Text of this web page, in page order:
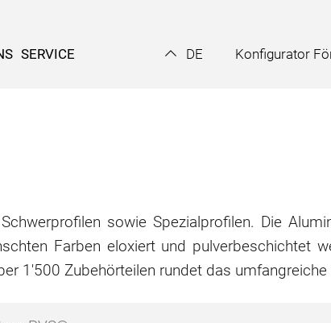
SERVICE DE Konfigurator
sowie Spezialprofilen. Die
Farben eloxiert und pulverbeschichtet
1'500 Zubehörteilen rundet das